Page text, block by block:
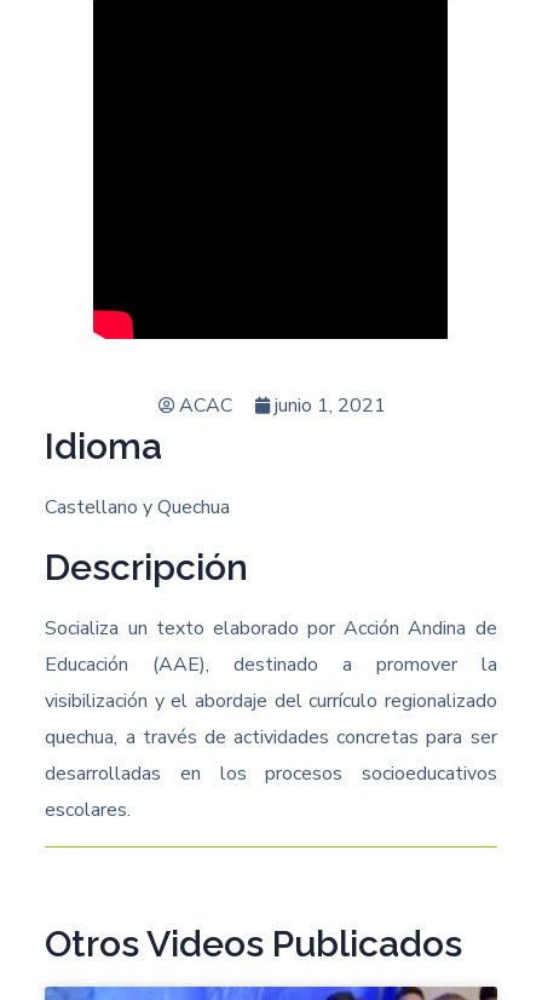
ACAC junio 1, 2021
Idioma
Castellano y Quechua
Descripción
Socializa un texto elaborado por Acción Andina de
Educación (AAE), destinado a promover la
visibilización y el abordaje del currículo regionalizado
quechua, a través de actividades concretas para ser
desarrolladas en los procesos socioeducativos
escolares.
Otros Videos Publicados